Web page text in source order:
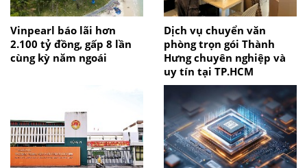
Vinpearl báo lãi hơn
2.100 tỷ đồng, gấp 8 lần
cùng kỳ năm ngoái
Dịch vụ chuyển văn
phòng trọn gói Thành
Hưng chuyên nghiệp và
uy tín tại TP.HCM